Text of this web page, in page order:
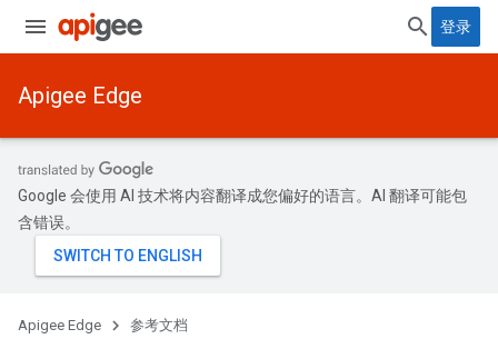
登录
Apigee Edge
Google 会使用 AI 技术将内容翻译成您偏好的语言。AI 翻译可能包
含错误。
Apigee Edge 参考文档